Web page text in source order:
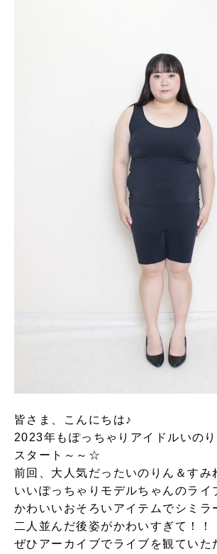
皆さま、こんにちは♪
2023年もぽっちゃりアイドルいの
スタート～～☆
前回、大人気だったいのりん＆すみ
いいぽっちゃりモデルちゃんのライ
かわいいおそろいアイテムでシミ
二人並んだ後姿がかわいすぎて！！
ぜひアーカイブでライブを観ていた